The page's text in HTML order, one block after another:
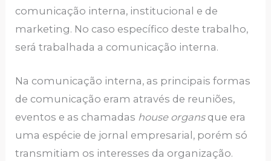
comunicação interna, institucional e de
marketing. No caso específico deste trabalho,
será trabalhada a comunicação interna.
Na comunicação interna, as principais formas
de comunicação eram através de reuniões,
eventos e as chamadas house organsque era
uma espécie de jornal empresarial, porém só
transmitiam os interesses da organização.